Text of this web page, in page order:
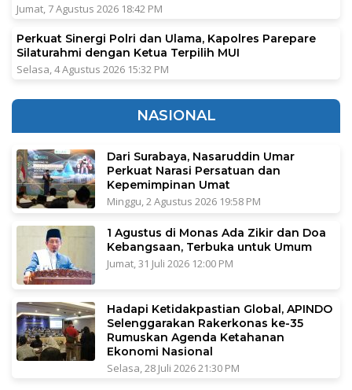
Jumat, 7 Agustus 2026 18:42 PM
Perkuat Sinergi Polri dan Ulama, Kapolres Parepare
Silaturahmi dengan Ketua Terpilih MUI
Selasa, 4 Agustus 2026 15:32 PM
NASIONAL
Dari Surabaya, Nasaruddin Umar
Perkuat Narasi Persatuan dan
Kepemimpinan Umat
Minggu, 2 Agustus 2026 19:58 PM
1 Agustus di Monas Ada Zikir dan Doa
Kebangsaan, Terbuka untuk Umum
Jumat, 31 Juli 2026 12:00 PM
Hadapi Ketidakpastian Global, APINDO
Selenggarakan Rakerkonas ke-35
Rumuskan Agenda Ketahanan
Ekonomi Nasional
Selasa, 28 Juli 2026 21:30 PM